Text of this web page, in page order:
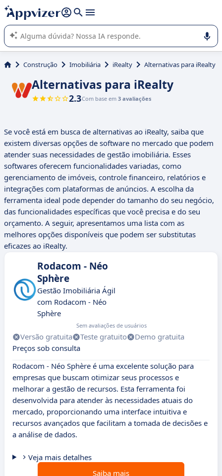
de nossa IA (várias linhas com
A IA do Appvizer o orienta no uso ou na seleção de software
SaaS para sua empresa.
Construção Imobiliária iRealty Alternativas para iRealty
Alternativas para iRealty
2.3Com base em 3 avaliações
Se você está em busca de alternativas ao iRealty, saiba que
existem diversas opções de software no mercado que podem
atender suas necessidades de gestão imobiliária. Esses
softwares oferecem funcionalidades variadas, como
gerenciamento de imóveis, controle financeiro, relatórios e
integrações com plataformas de anúncios. A escolha da
ferramenta ideal pode depender do tamanho do seu negócio,
das funcionalidades específicas que você precisa e do seu
orçamento. A seguir, apresentamos uma lista com as
melhores opções disponíveis que podem ser substitutas
eficazes ao iRealty.
Rodacom - Néo
Sphère
Gestão Imobiliária Ágil
com Rodacom - Néo
Sphère
Sem avaliações de usuários
Versão gratuita Teste gratuito
Demo gratuita
Preços sob consulta
Rodacom - Néo Sphère é uma excelente solução para
empresas que buscam otimizar seus processos e
melhorar a gestão de recursos. Esta ferramenta foi
desenvolvida para atender às necessidades atuais do
mercado, proporcionando uma interface intuitiva e
recursos avançados que facilitam a tomada de decisões e
a análise de dados.
Veja mais detalhes
Saiba mais